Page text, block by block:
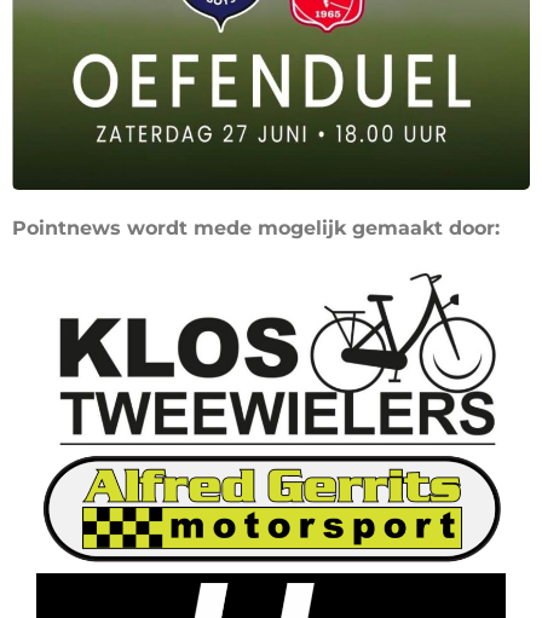
Pointnews wordt mede mogelijk gemaakt door: